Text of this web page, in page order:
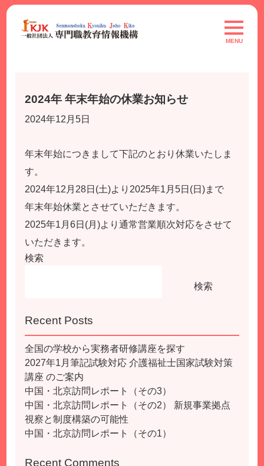
Skip
content
toggle
MENU
2024年 年末年始の休業お知らせ
2024年12月5日
年末年始につきまして下記のとおり休業いたしま
す。
2024年12月28日(土)より2025年1月5日(日)まで
年末年始休業とさせていただきます。
2025年1月6日(月)より通常営業順次対応をさせて
いただきます。
検索
検索
Recent Posts
全国の学校から実務者研修講座を探す
2027年1月筆記試験対応 介護福祉士国家試験対策
講座 のご案内
中国・北京訪問レポート（その3）
中国・北京訪問レポート（その2） 新規事業拠点
視察と制度構築の可能性
中国・北京訪問レポート（その1）
Recent Comments